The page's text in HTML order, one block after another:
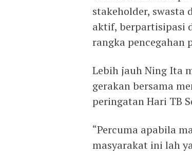
stakeholder, swasta
aktif, berpartisipasi
rangka pencegahan
Lebih jauh Ning Ita
gerakan bersama
peringatan Hari TB
“Percuma apabila
masyarakat ini lah